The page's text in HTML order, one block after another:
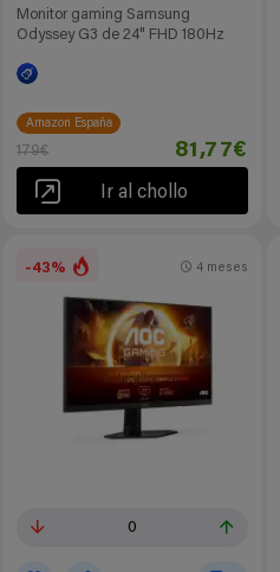
Monitor gaming Samsung
Odyssey G3 de 24" FHD 180Hz
Amazon España
179€ 81,77€
Ir al chollo
-43%
0
4 meses